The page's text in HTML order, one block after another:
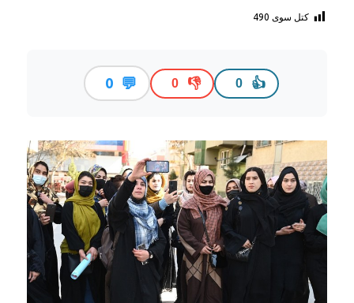
کتل سوی 490
👍
0
👎
0
💬
0